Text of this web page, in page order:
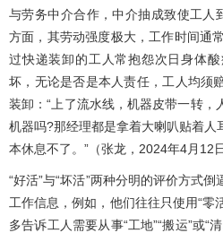
与劳务中介合作，中介抽成致使工人
方面，其劳动强度极大，工作时间通
过快递装卸的工人常抱怨次日身体
坏，无论是否是本人责任，工人均须
装卸：“上了流水线，机器皮带一转，
机器吗?那经理都是拿着大喇叭贴着
本休息不了。”（张龙，2024年4月12日
“好活”与“坏活”两种分明的评价方式
工作信息，例如，他们往往只使用“零
多告诉工人需要从事“工地”“搬运”或“